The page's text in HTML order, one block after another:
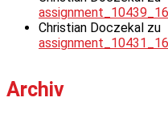
Christian Doczekal zu
Archiv